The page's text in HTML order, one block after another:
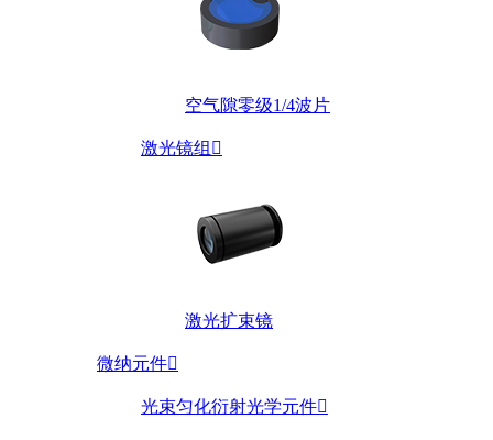
空气隙零级1/4波片
激光镜组 
激光扩束镜
微纳元件
光束匀化衍射光学元件